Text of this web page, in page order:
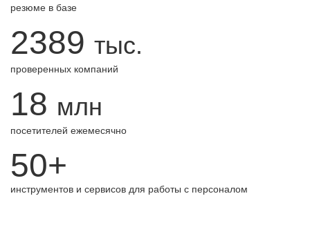
резюме в базе
2389 тыс.
проверенных компаний
18 млн
посетителей ежемесячно
50+
инструментов и сервисов для работы с персоналом